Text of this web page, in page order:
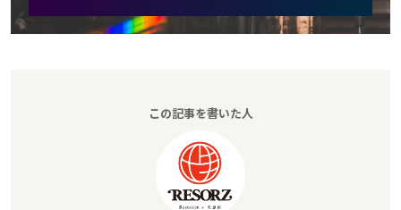
この記事を書いた人